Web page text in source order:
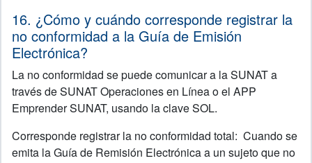
16. ¿Cómo y cuándo corresponde registrar la
no conformidad a la Guía de Emisión
Electrónica?
La no conformidad se puede comunicar a la SUNAT a
través de SUNAT Operaciones en Línea o el APP
Emprender SUNAT, usando la clave SOL.
Corresponde registrar la no conformidad total: Cuando se
emita la Guía de Remisión Electrónica a un sujeto que no